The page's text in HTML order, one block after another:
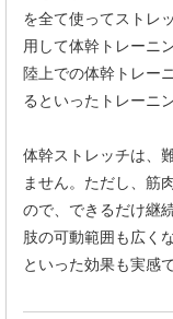
を全て使ってストレ
用して体幹トレーニ
陸上での体幹トレー
るといったトレーニ
体幹ストレッチは、
ません。ただし、筋
ので、できるだけ継
肢の可動範囲も広く
といった効果も実感